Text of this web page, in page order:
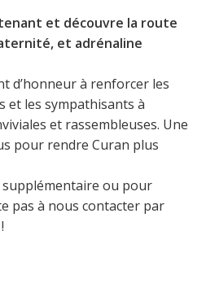
et découvre la route
et adrénaline
d’honneur à renforcer les
et les sympathisants à
et rassembleuses. Une
pour rendre Curan plus
ou pour
pas à nous contacter par